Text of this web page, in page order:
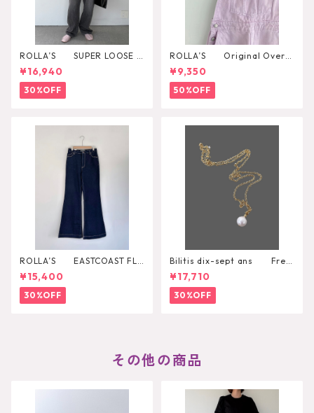
ROLLA’S SUPER LOOSE B
LACK STONE
¥16,940
30%OFF
ROLLA’S Original Overal
l¥9,350
50%OFF
ROLLA’S EASTCOAST FLA
RE AVA
¥15,400
30%OFF
Bilitis dix-sept ans Fres
h Pearl Pendant
¥17,710
30%OFF
その他の商品